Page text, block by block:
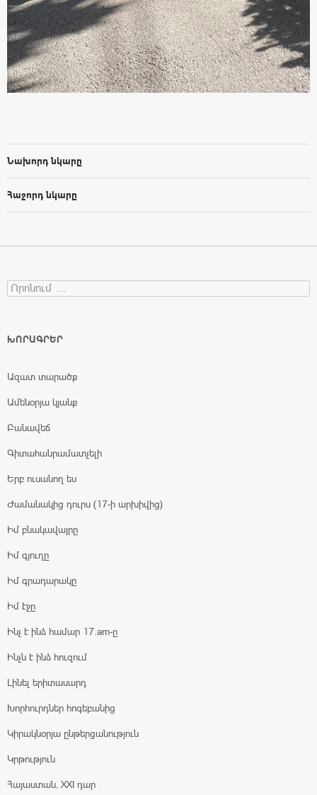
Նախորդ նկարը
Հաջորդ նկարը
Search for:
ԽՈՐԱԳՐԵՐ
Ազատ տարածք
Ամենօրյա կյանք
Բանավեճ
Գիտահանրամատչելի
Երբ ուսանող ես
Ժամանակից դուրս (17-ի արխիվից)
Իմ բնակավայրը
Իմ գյուղը
Իմ գրադարակը
Իմ էջը
Ինչ է ինձ համար 17.am-ը
Ինչն է ինձ հուզում
Լինել երիտասարդ
Խորհուրդներ հոգեբանից
Կիրակնօրյա ընթերցանություն
Կրթություն
Հայաստան, XXI դար